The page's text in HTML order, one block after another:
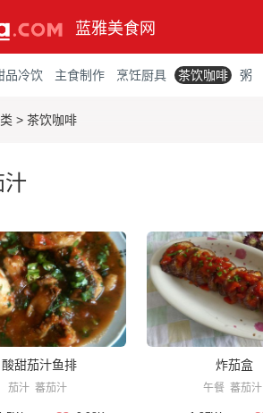
蓝雅美食网
品冷饮 主食制作 烹饪厨具 茶饮咖啡 粥
> 茶饮咖啡
汁
酸甜茄汁鱼排
茄汁 蕃茄汁
炸茄盒
午餐 蕃茄汁